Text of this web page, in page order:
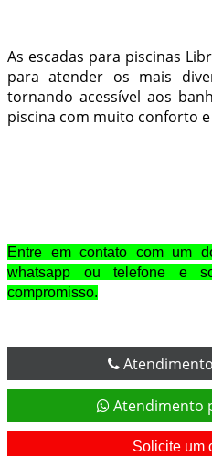
As escadas para piscinas
para atender os mais
tornando acessível aos
piscina com muito conforto
Entre em contato com um
whatsapp ou telefone e
compromisso.
Atendimento
Solicite um